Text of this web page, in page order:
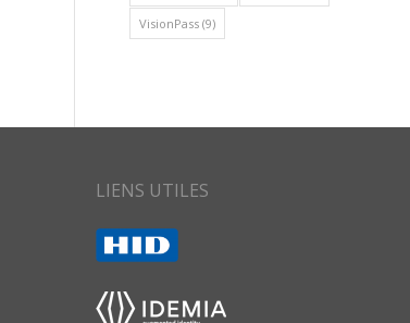
VisionPass (9)
LIENS UTILES